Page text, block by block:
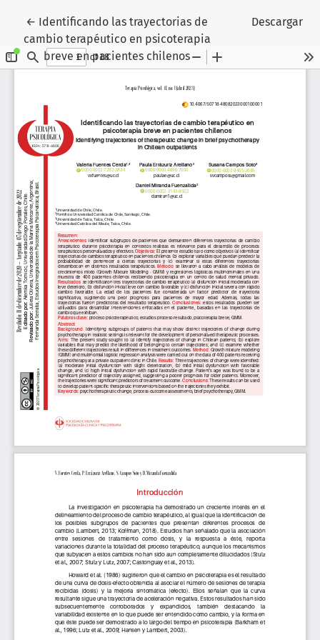
← Volver a los detalles del artículo
Identificando las trayectorias de
cambio terapéutico en psicoterapia
breve en pacientes chilenos
Descargar